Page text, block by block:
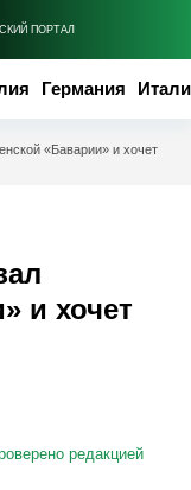
ПОРТАЛ
Германия
«Баварии» и хочет
и хочет
редакцией